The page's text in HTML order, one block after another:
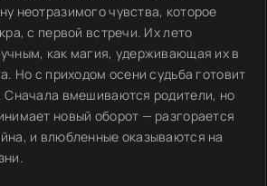
неотразимого чувства, которое
с первой встречи. Их лето
как магия, удерживающая их в
Но с приходом осени судьба готовит
Сначала вмешиваются родители, но
новый оборот — разгорается
и влюбленные оказываются на